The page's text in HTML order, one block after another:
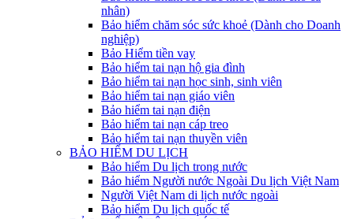
nhân)
Bảo hiểm chăm sóc sức khoẻ (Dành cho Doanh
nghiệp)
Bảo Hiểm tiền vay
Bảo hiểm tai nạn hộ gia đình
Bảo hiểm tai nạn học sinh, sinh viên
Bảo hiểm tai nạn giáo viên
Bảo hiểm tai nạn điện
Bảo hiểm tai nạn cáp treo
Bảo hiểm tai nạn thuyền viên
BẢO HIỂM DU LỊCH
Bảo hiểm Du lịch trong nước
Bảo hiểm Người nước Ngoài Du lịch Việt Nam
Người Việt Nam di lịch nước ngoài
Bảo hiểm Du lịch quốc tế